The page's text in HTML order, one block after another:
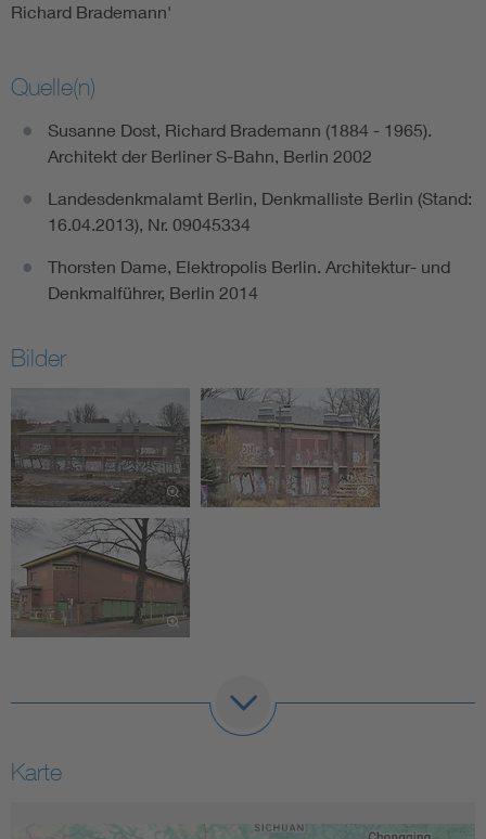
Richard Brademann'
Quelle(n)
Susanne Dost, Richard Brademann (1884 - 1965).
Architekt der Berliner S-Bahn, Berlin 2002
Landesdenkmalamt Berlin, Denkmalliste Berlin (Stand:
16.04.2013), Nr. 09045334
Thorsten Dame, Elektropolis Berlin. Architektur- und
Denkmalführer, Berlin 2014
Bilder
Karte